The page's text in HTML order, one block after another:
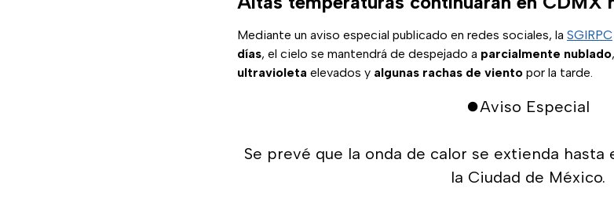
Mediante un aviso especial publicado en redes sociales, la SGIRPC
días, el cielo se mantendrá de despejado a parcialmente nublado
ultravioleta elevados y algunas rachas de viento por la tarde.
⏺️Aviso Especial
Se prevé que la onda de calor se extienda hasta
la Ciudad de México.